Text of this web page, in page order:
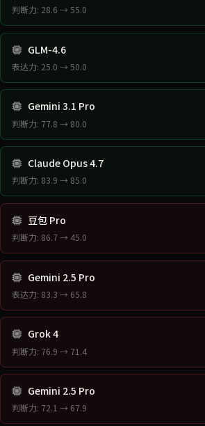
判断力: 28.6 → 55.0
GLM-4.6
表达力: 25.0 → 50.0
Gemini 3.1 Pro
判断力: 77.8 → 80.0
Claude Opus 4.7
判断力: 83.9 → 85.0
豆包 Pro
判断力: 86.7 → 45.0
Gemini 2.5 Pro
表达力: 83.3 → 65.8
Grok 4
判断力: 76.9 → 71.4
Gemini 2.5 Pro
判断力: 72.1 → 67.9